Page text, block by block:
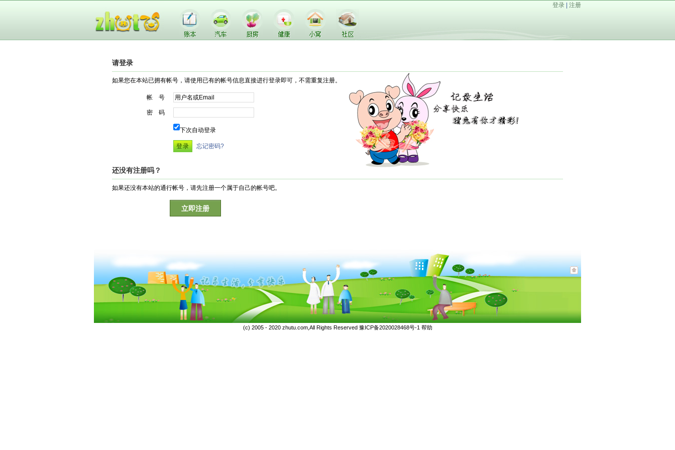
登录 注册
请登录
如果您在本站已拥有帐号，请使用已有的帐号信息直接进行登录即可，不需重复注册。
帐 号
密 码
下次自动登录
忘记密码?
还没有注册吗？
如果还没有本站的通行帐号，请先注册一个属于自己的帐号吧。
立即注册
(c) 2005 - 2020 zhutu.com,All Rights Reserved 豫ICP备2020028468号-1 帮助